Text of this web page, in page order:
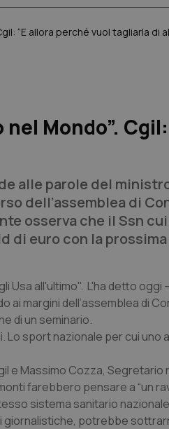
“E allora perché vuol tagliarla di
Mondo”. Cgil:
alle parole del
dell’assemblea di
osserva che il Ssn
di euro con la prossima
Usa all'ultimo". L'ha detto oggi
ai margini dell’assemblea di
di un seminario.
sport nazionale per cui uno
e Massimo Cozza, Segretario
farebbero pensare a “un
sistema sanitario
giornalistiche, potrebbe